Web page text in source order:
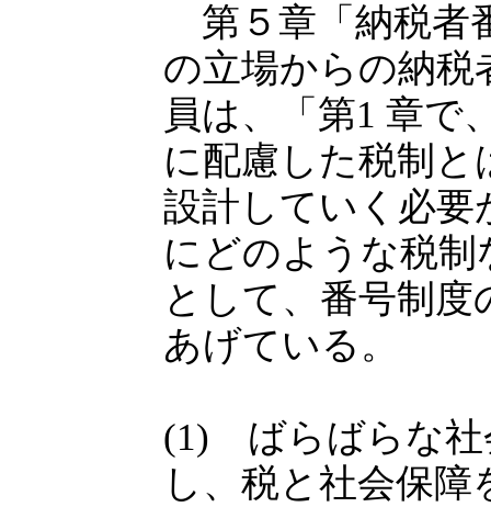
第５章「納税者
の立場からの納税
員は、「第1 章で
に配慮した税制
設計していく必要
にどのような税
として、番号制
あげている。
(1) ばらばらな社
し、税と社会保